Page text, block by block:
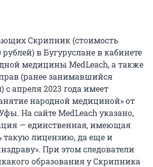
Скрипник (стоимость
рублей) в Бугуруслане в кабинете
медицины MedLeach, а также
(ранее занимавшийся
апреля 2023 года имеет
народной медициной» от
На сайте MedLeach указано,
— единственная, имеющая
такую лицензию, да еще и
При этом следователи
образования у Скрипника